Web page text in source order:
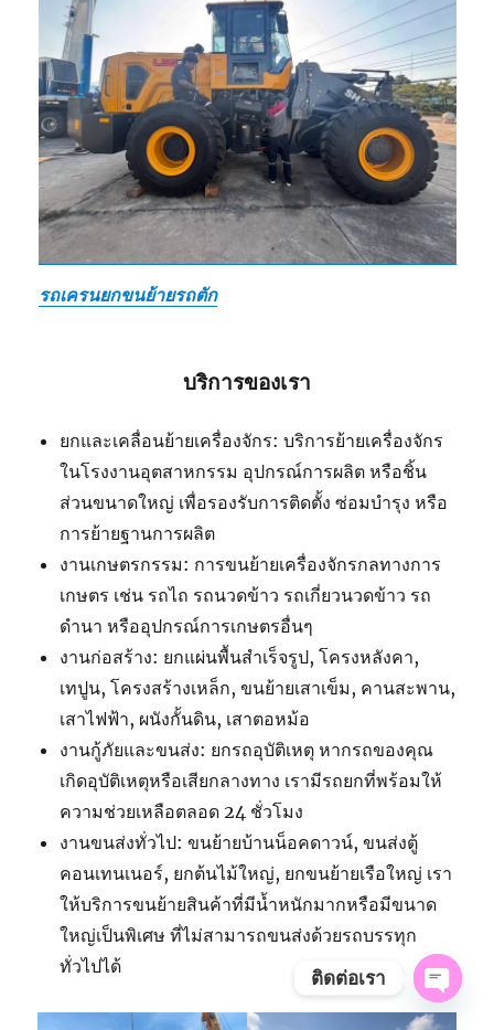
รถเครนยกขนย้ายรถตัก
บริการของเรา
ยกและเคลื่อนย้ายเครื่องจักร: บริการย้ายเครื่องจักร
ในโรงงานอุตสาหกรรม อุปกรณ์การผลิต หรือชิ้น
ส่วนขนาดใหญ่ เพื่อรองรับการติดตั้ง ซ่อมบำรุง หรือ
การย้ายฐานการผลิต
งานเกษตรกรรม: การขนย้ายเครื่องจักรกลทางการ
เกษตร เช่น รถไถ รถนวดข้าว รถเกี่ยวนวดข้าว รถ
ดำนา หรืออุปกรณ์การเกษตรอื่นๆ
งานก่อสร้าง: ยกแผ่นพื้นสำเร็จรูป, โครงหลังคา,
เทปูน, โครงสร้างเหล็ก, ขนย้ายเสาเข็ม, คานสะพาน,
เสาไฟฟ้า, ผนังกั้นดิน, เสาตอหม้อ
งานกู้ภัยและขนส่ง: ยกรถอุบัติเหตุ หากรถของคุณ
เกิดอุบัติเหตุหรือเสียกลางทาง เรามีรถยกที่พร้อมให้
ความช่วยเหลือตลอด 24 ชั่วโมง
งานขนส่งทั่วไป: ขนย้ายบ้านน็อคดาวน์, ขนส่งตู้
คอนเทนเนอร์, ยกต้นไม้ใหญ่, ยกขนย้ายเรือใหญ่ เรา
ให้บริการขนย้ายสินค้าที่มีน้ำหนักมากหรือมีขนาด
ใหญ่เป็นพิเศษ ที่ไม่สามารถขนส่งด้วยรถบรรทุก
ทั่วไปได้
ติดต่อเรา
OPEN